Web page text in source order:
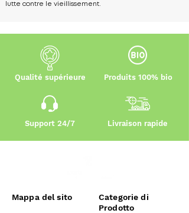
lutte contre le vieillissement.
Qualité supérieure Produits 100% bio
Support 24/7 Livraison rapide
Mappa del sito
Categorie di
Prodotto